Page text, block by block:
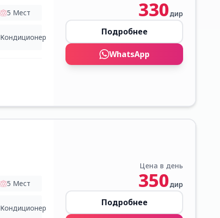
5 Мест
Кондиционер
330дир
Подробнее
WhatsApp
5 Мест
Кондиционер
Цена в день
350дир
Подробнее